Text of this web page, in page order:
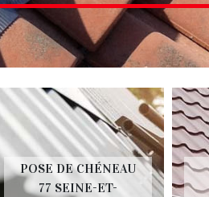
POSE DE CHÉNEAU
77 SEINE-ET-